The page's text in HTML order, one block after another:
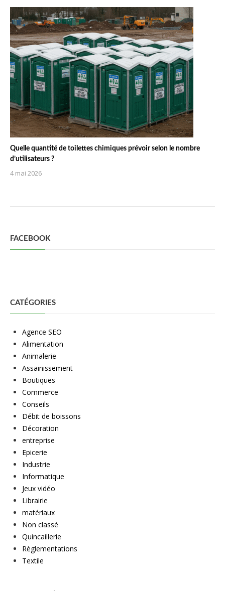
Quelle quantité de toilettes chimiques prévoir selon le nombre
d’utilisateurs ?
4 mai 2026
FACEBOOK
CATÉGORIES
Agence SEO
Alimentation
Animalerie
Assainissement
Boutiques
Commerce
Conseils
Débit de boissons
Décoration
entreprise
Epicerie
Industrie
Informatique
Jeux vidéo
Librairie
matériaux
Non classé
Quincaillerie
Règlementations
Textile